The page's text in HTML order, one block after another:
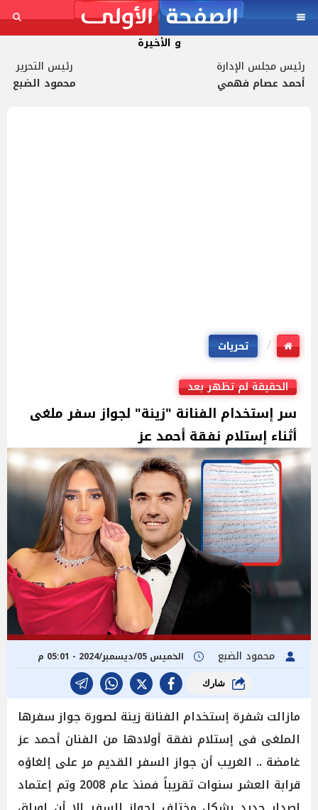
و الأخيرة
رئيس مجلس الإدارة
أحمد عصام فهمي
رئيس التحرير
محمود الضبع
تحريات
الحقيقة لم تظهر بعد
سر إستخدام الفنانة "زينة" لجواز سفر ملغى
أثناء إستلام نفقة أحمد عز
محمود الضبع الخميس 05/ديسمبر/2024 - 05:01 م
شارك
مازالت شفرة إستخدام الفنانة زينة لصورة جواز سفرها
الملغى فى إستلام نفقة أولادها من الفنان أحمد عز
غامضة .. الغريب أن جواز السفر القديم مر على إلغاؤه
قرابة العشر سنوات تقريباً فمنذ عام 2008 وتم إعتماد